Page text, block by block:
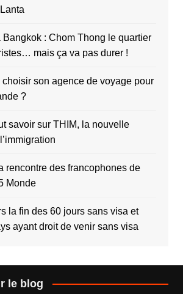
Bangkok : Chom Thong le quartier
mais ça va pas durer !
son agence de voyage pour
?
savoir sur THIM, la nouvelle
rencontre des francophones de
Monde
la fin des 60 jours sans visa et
ayant droit de venir sans visa
le blog